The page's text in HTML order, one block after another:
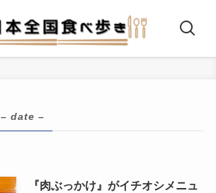
– date –
『肉ぶっかけ』がイチオシメニュ